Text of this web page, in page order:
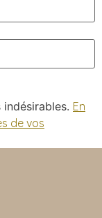
En
de vos